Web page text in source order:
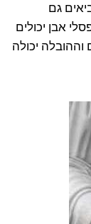
גם
אבן יכולים
יכולה